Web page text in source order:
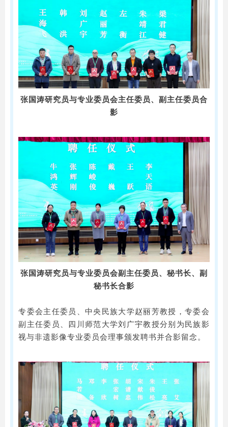
张国涛研究员与专业委员会主任委员、副主任委员合
影
张国涛研究员与专业委员会副主任委员、秘书长、副
秘书长合影
专委会主任委员、中央民族大学赵丽芳教授，专委会
副主任委员、四川师范大学刘广宇教授分别为民族影
视与非遗影像专业委员会理事颁发聘书并合影留念。